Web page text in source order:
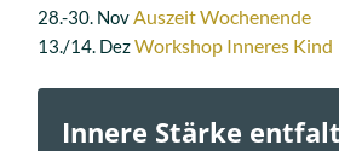
28.-30. NovAuszeit Wochenende
13./14. DezWorkshop Inneres Kind
Innere Stärke